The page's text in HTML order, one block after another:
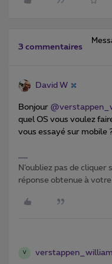
3 commentaires
David W
Bonjour
quel OS vous voulez
vous essayé sur mobile
N’oubliez pas de cliquer
réponse obtenue à
V verstappen_william